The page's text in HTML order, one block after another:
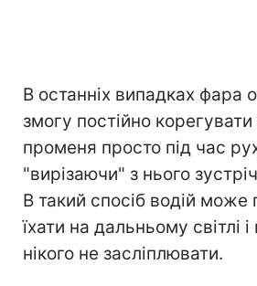
В останніх випадках фара
змогу постійно
променя просто під час
"вирізаючи" з нього
В такий спосіб водій може
їхати на дальньому світлі
нікого не засліплювати.